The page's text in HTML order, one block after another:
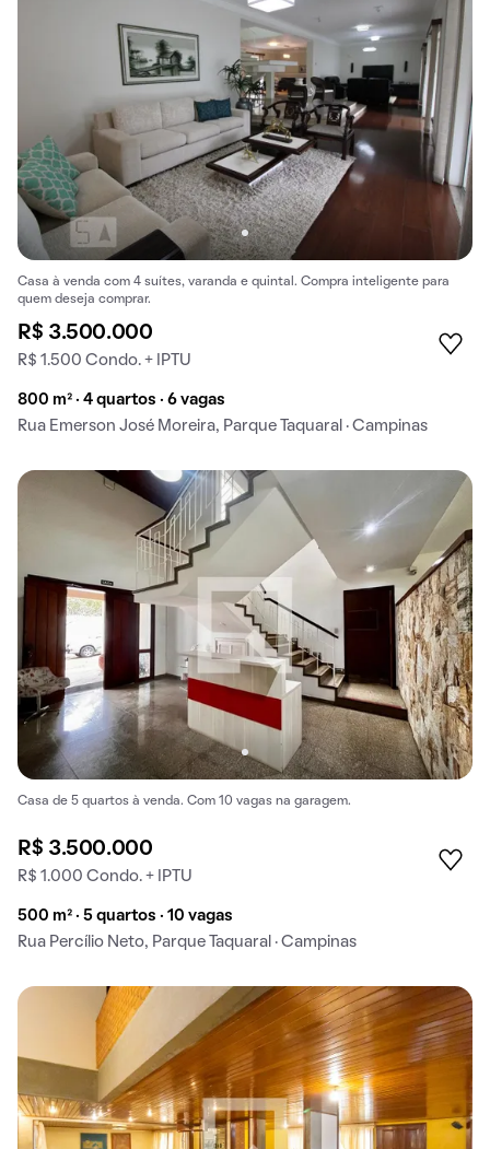
Casa à venda com 4 suítes, varanda e quintal. Compra inteligente para
quem deseja comprar.
R$ 3.500.000
R$ 1.500 Condo. + IPTU
800 m² · 4 quartos · 6 vagas
Rua Emerson José Moreira, Parque Taquaral · Campinas
Casa de 5 quartos à venda. Com 10 vagas na garagem.
R$ 3.500.000
R$ 1.000 Condo. + IPTU
500 m² · 5 quartos · 10 vagas
Rua Percílio Neto, Parque Taquaral · Campinas